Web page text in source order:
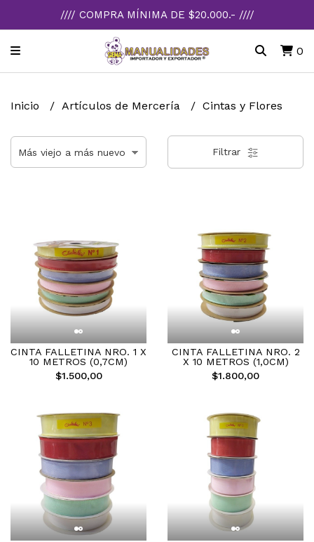
//// COMPRA MÍNIMA DE $20.000.- ////
0
Inicio Artículos de Mercería Cintas y Flores
Filtrar
CINTA FALLETINA NRO. 1 X
10 METROS (0,7CM)
$1.500,00
CINTA FALLETINA NRO. 2
X 10 METROS (1,0CM)
$1.800,00